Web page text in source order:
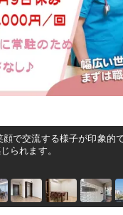
顔で交流する様子が印象的
られます。